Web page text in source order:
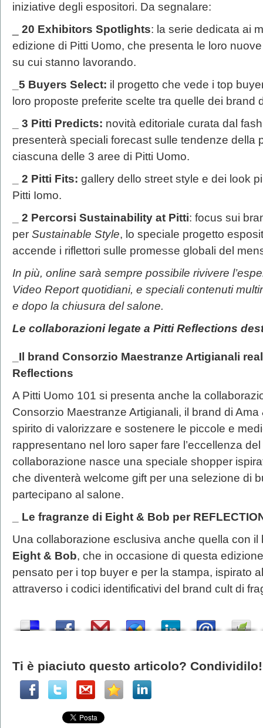
iniziative degli espositori. Da segnalare:
20 Exhibitors Spotlights: la serie dedicata ai
edizione di Pitti Uomo, che presenta le loro
su cui stanno lavorando.
_5 Buyers Select: il progetto che vede i top
loro proposte preferite scelte tra quelle dei brand
_ 3 Pitti Predicts: novità editoriale curata dal
presenterà speciali forecast sulle tendenze della
ciascuna delle 3 aree di Pitti Uomo.
_ 2 Pitti Fits: gallery dello street style e dei look
Pitti Iomo.
_ 2 Percorsi Sustainability at Pitti: focus sui
per Sustainable Style, lo speciale progetto
accende i riflettori sulle promesse globali del
In più, online sarà sempre possibile rivivere
Video Report quotidiani, e speciali contenuti
e dopo la chiusura del salone.
Le collaborazioni legate a Pitti Reflections
_Il brand Consorzio Maestranze Artigianali
Reflections
A Pitti Uomo 101 si presenta anche la
Consorzio Maestranze Artigianali, il brand di
spirito di valorizzare e sostenere le piccole e
rappresentano nel loro saper fare l’eccellenza
collaborazione nasce una speciale shopper
che diventerà welcome gift per una selezione di
partecipano al salone.
_ Le fragranze di Eight & Bob per
Una collaborazione esclusiva anche quella con
Eight & Bob, che in occasione di questa
pensato per i top buyer e per la stampa, ispirato
attraverso i codici identificativi del brand cult di
Ti è piaciuto questo articolo? Condividilo!